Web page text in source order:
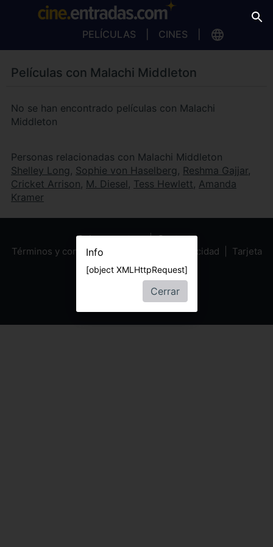
PELÍCULAS CINES
Películas con Malachi Middleton
No se han encontrado películas con Malachi
Middleton
Personas relacionadas con Malachi Middleton
Shelley Long , Sophie von Haselberg , Reshma Gajjar,
Cricket Arrison, M. Diesel , Tess Hewlett, Amanda
Kramer
Sobre nosotros
Contacto
Términos y condiciones
Política de privacidad
Tarjeta
Regalo
Info
[object XMLHttpRequest]
Cerrar